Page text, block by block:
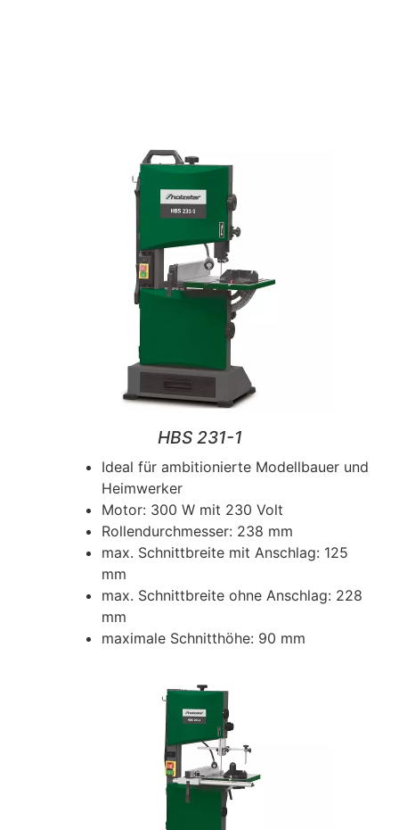
HBS 231-1
Ideal für ambitionierte Modellbauer und
Heimwerker
Motor: 300 W mit 230 Volt
Rollendurchmesser: 238 mm
max. Schnittbreite mit Anschlag: 125
mm
max. Schnittbreite ohne Anschlag: 228
mm
maximale Schnitthöhe: 90 mm